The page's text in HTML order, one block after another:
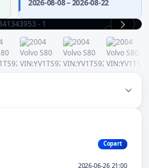
2026-08-08 – 2026-08-22
Copart
2026-06-26 21:00